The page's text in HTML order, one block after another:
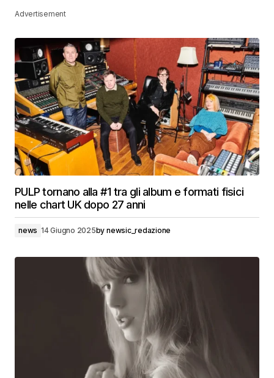
Advertisement
PULP tornano alla #1 tra gli album e formati fisici
nelle chart UK dopo 27 anni
news 14 Giugno 2025by newsic_redazione